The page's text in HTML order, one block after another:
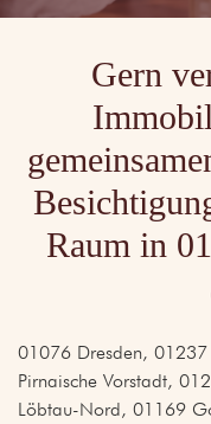
Gern
Raum in
01076 Dresden,
Pirnaische Vorstadt,
Löbtau-Nord, 01169